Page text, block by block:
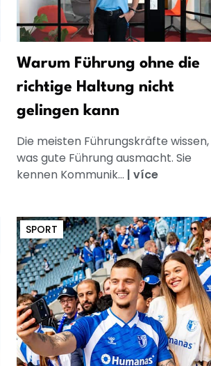
Warum Führung ohne die
richtige Haltung nicht
gelingen kann
Die meisten Führungskräfte wissen,
was gute Führung ausmacht. Sie
kennen Kommunik... | více
SPORT